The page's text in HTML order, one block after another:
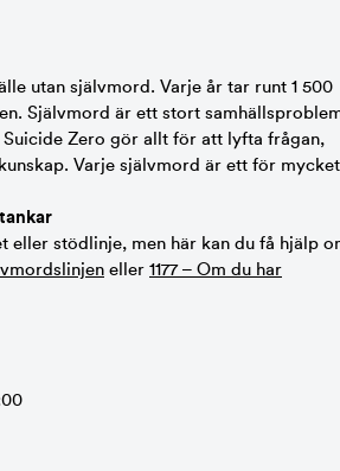
utan självmord. Varje år tar runt 1 500
Självmord är ett stort
Zero gör allt för att lyfta frågan,
Varje självmord är ett för
eller stödlinje, men här kan du få hjälp
eller 1177 – Om du har